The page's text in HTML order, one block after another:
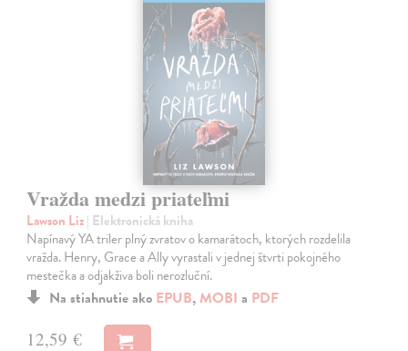
Vražda medzi priateľmi
Lawson Liz| Elektronická kniha
Napínavý YA triler plný zvratov o kamarátoch, ktorých rozdelila
vražda. Henry, Grace a Ally vyrastali v jednej štvrti pokojného
mestečka a odjakživa boli nerozluční.
Na stiahnutie ako EPUB, MOBI a PDF
12,59 €